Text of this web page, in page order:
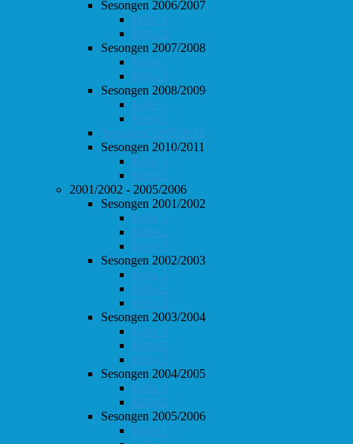
Sesongen 2006/2007
Follo 1
Follo 2
Sesongen 2007/2008
Follo 1
Follo 2
Sesongen 2008/2009
Follo 1
Follo 2
Sesongen 2009/2010
Sesongen 2010/2011
Follo 1
Follo 2
2001/2002 - 2005/2006
Sesongen 2001/2002
Follo 1
Follo 2
Follo 3
Sesongen 2002/2003
Follo 1
Follo 2
Follo 3
Sesongen 2003/2004
Follo 1
Follo 2
Follo 3
Sesongen 2004/2005
Follo 1
Follo 2
Sesongen 2005/2006
Follo 1